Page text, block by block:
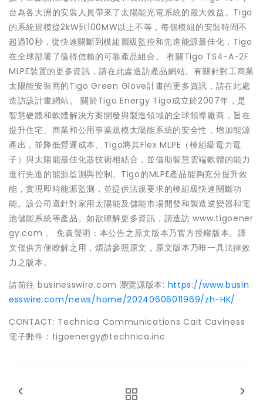
台為各大洲的安裝人員帶來了太陽能光電系統的最大效益。Tigo
的系統規模從2kW到100MW以上不等，每個模組的安裝時間不
超過10秒，從快速關斷到模組層級監控和先進能源最佳化，Tigo
在全球部署了值得信賴的可靠產品組合。 有關Tigo TS4-A-2F
MLPE裝置的更多資訊，請在此處造訪產品網站。有關針對工商業
太陽能安裝商的Tigo Green Glove計畫的更多資訊，請在此處
造訪該計畫網站。 關於Tigo Energy Tigo成立於2007年，是
智慧硬體和軟體解決方案開發與製造領域的全球領導廠商，旨在
提升住宅、商業和公用事業規模太陽能系統的安全性，增加能源
產出，並降低營運成本。Tigo將其Flex MLPE（模組級電力電
子）與太陽能最佳化器技術相結合，並借助智慧雲端軟體的能力
進行先進的能源監測與控制。Tigo的MLPE產品能夠充分提升效
能，實現即時能源監測，並提供法規要求的模組級快速關斷功
能。該公司還針對家用太陽能及儲能市場開發和製造逆變器和電
池儲能系統等產品。如欲瞭解更多資訊，請造訪 www.tigoener
gy.com 。 免責聲明：本公告之原文版本乃官方授權版本。譯
文僅供方便瞭解之用，煩請參照原文，原文版本乃唯一具法律效
力之版本。
請前往 businesswire.com 瀏覽源版本: https://www.busin
esswire.com/news/home/20240606011969/zh-HK/
CONTACT: Technica Communications Cait Caviness
電子郵件：tigoenergy@technica.inc